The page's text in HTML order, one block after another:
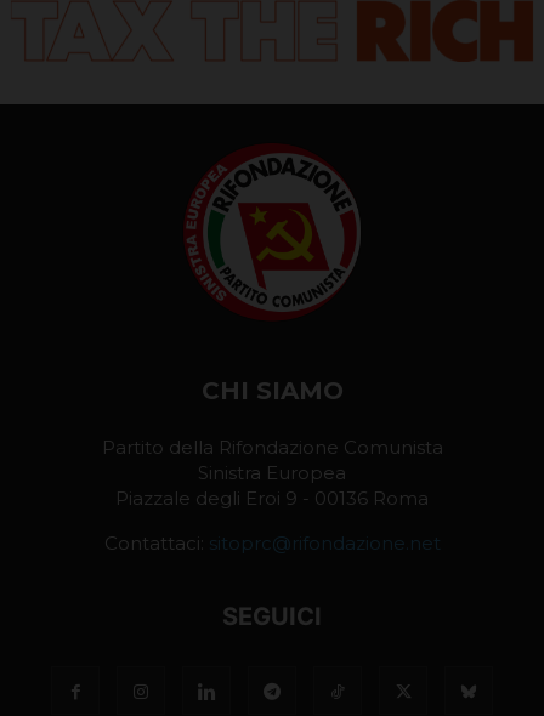
CHI SIAMO
Partito della Rifondazione Comunista
Sinistra Europea
Piazzale degli Eroi 9 - 00136 Roma
Contattaci: sitoprc@rifondazione.net
SEGUICI